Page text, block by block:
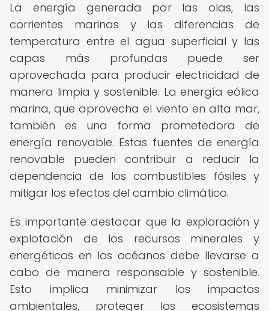
La energía generada por las olas, las
corrientes marinas y las diferencias de
temperatura entre el agua superficial y las
capas más profundas puede ser
aprovechada para producir electricidad de
manera limpia y sostenible. La energía eólica
marina, que aprovecha el viento en alta mar,
también es una forma prometedora de
energía renovable. Estas fuentes de energía
renovable pueden contribuir a reducir la
dependencia de los combustibles fósiles y
mitigar los efectos del cambio climático.
Es importante destacar que la exploración y
explotación de los recursos minerales y
energéticos en los océanos debe llevarse a
cabo de manera responsable y sostenible.
Esto implica minimizar los impactos
ambientales, proteger los ecosistemas